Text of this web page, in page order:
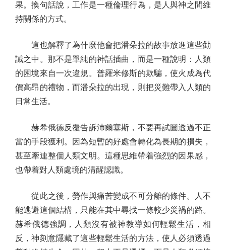
果。換句話說，工作是一種倫理行為，是人與神之間維
持關係的方式。
這也解釋了為什麼他會把潘朵拉的故事放進這些勸
誡之中。那不是單純的神話插曲，而是一種說明：人類
的困境來自一次違規。普羅米修斯的欺騙，使火成為代
價高昂的禮物，而潘朵拉的出現，則把災難帶入人類的
日常生活。
赫希俄德反覆告訴沛爾塞斯，不要再試圖透過不正
當的手段獲利。因為短暫的好處會轉化為長期的損失，
甚至牽連整個人類文明。這種思維帶着強烈的因果感，
也帶着對人類處境的清醒認識。
從此之後，勞作與痛苦變成不可分離的條件。人不
能逃避這個結構，只能在其中尋找一條較少災禍的路。
赫希俄德強調，人類沒有被神教導如何輕鬆生活，相
反，神刻意隱藏了這些輕鬆生活的方法，使人必須透過